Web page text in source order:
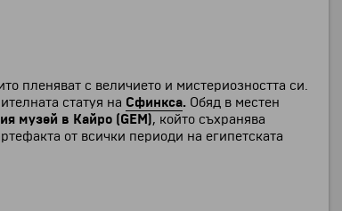
пленяват с величието и мистериозността си.
статуя на Сфинкса. Обяд в местен
музей в Кайро (GEM), който съхранява
от всички периоди на египетската